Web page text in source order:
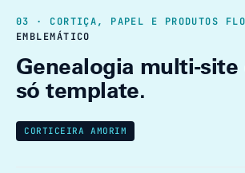
03 · CORTIÇA, PAPEL E PRODUTOS
EMBLEMÁTICO
Genealogia multi-site
só template.
CORTICEIRA AMORIM